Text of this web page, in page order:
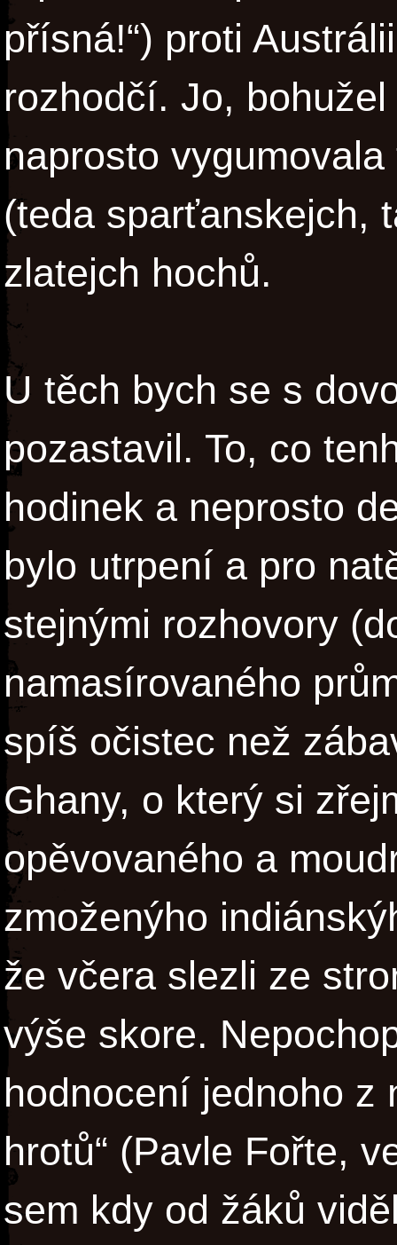
přísná!“) proti
rozhodčí. Jo,
naprosto
(teda sparťanskejch,
zlatejch hochů.
U těch bych se s
pozastavil. To, co
hodinek a neprosto
bylo utrpení a pro
stejnými rozhovory
namasírovaného
spíš očistec než
Ghany, o který si
opěvovaného a
zmoženýho
že včera slezli ze
výše skore.
hodnocení jednoho z
hrotů“ (Pavle Fořte,
sem kdy od žáků